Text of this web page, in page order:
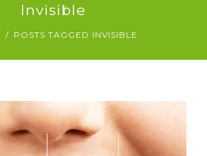
Invisible
POSTS TAGGED INVISIBLE